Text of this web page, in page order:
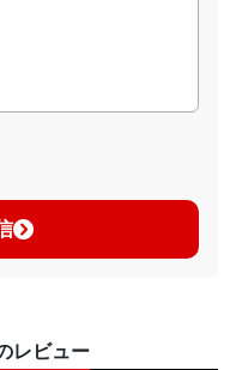
レビュー